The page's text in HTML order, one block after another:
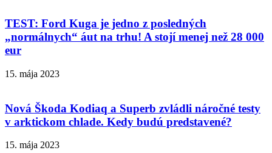
TEST: Ford Kuga je jedno z posledných
„normálnych“ áut na trhu! A stojí menej než 28 000
eur
15. mája 2023
Nová Škoda Kodiaq a Superb zvládli náročné testy
v arktickom chlade. Kedy budú predstavené?
15. mája 2023